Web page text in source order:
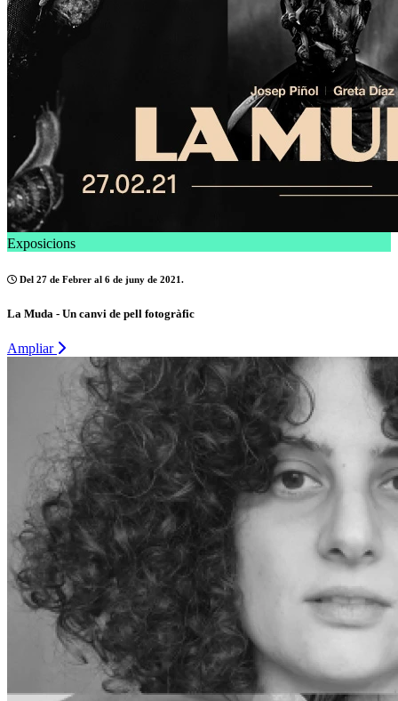
Exposicions
Del 27 de Febrer al 6 de juny de 2021.
La Muda - Un canvi de pell fotogràfic
Ampliar